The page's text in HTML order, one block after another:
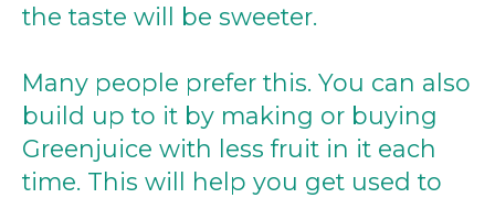
the taste will be sweeter.
Many people prefer this. You can also
build up to it by making or buying
Greenjuice with less fruit in it each
time. This will help you get used to